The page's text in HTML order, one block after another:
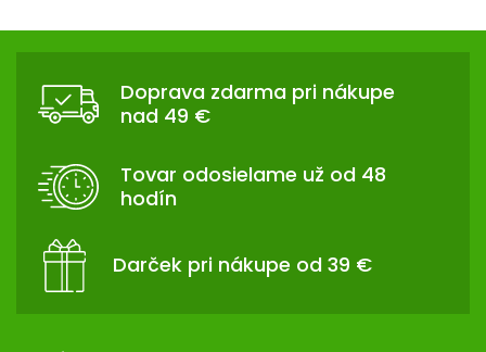
Z
Doprava zdarma pri nákupe
nad 49 €
Tovar odosielame už od 48
hodín
Darček pri nákupe od 39 €